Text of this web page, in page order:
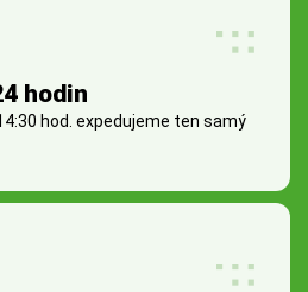
hodin
hod. expedujeme ten samý